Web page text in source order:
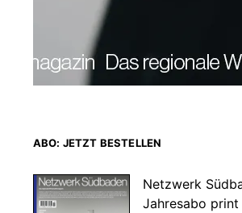
ABO: JETZT BESTELLEN
Netzwerk
Jahresabo print